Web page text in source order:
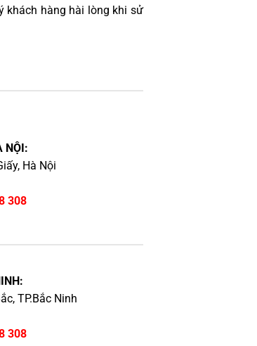
khách hàng hài lòng khi sử
NỘI:
Hà Nội
308
TP.Bắc Ninh
308